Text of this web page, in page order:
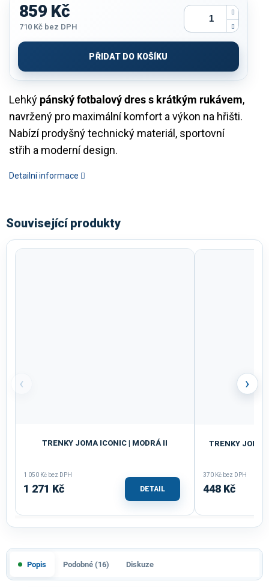
Lehký pánský fotbalový dres s krátkým rukávem,
navržený pro maximální komfort a výkon na hřišti.
Nabízí prodyšný technický materiál, sportovní
střih a moderní design.
Detailní informace
859 Kč
710 Kč bez DPH
cena:
PŘIDAT DO KOŠÍKU
Související produkty
‹
TRENKY JOMA ICONIC | MODRÁ II
1 050 Kč bez DPH
1 271 Kč DETAIL
TRENKY JOMA
370 Kč bez DPH
448 Kč
›
Popis Podobné (16) Diskuze